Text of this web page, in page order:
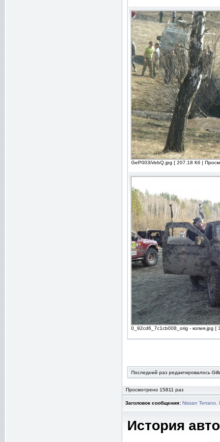
GeP003iVebQ.jpg [ 207.18 Кб |
0_92cd6_7c1cb008_orig - копия.jpg
Последний раз редактировалось
Просмотрено 15811 раз
Заголовок сообщения: Nissan Terrano.
История